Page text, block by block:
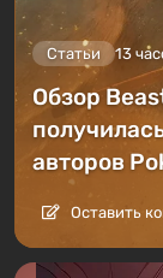
Статьи 13
Обзор
авторов
Оставить